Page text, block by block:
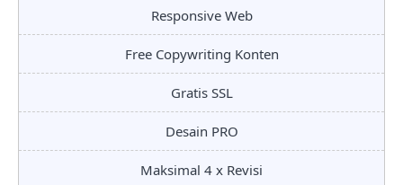
Responsive Web
Free Copywriting Konten
Gratis SSL
Desain PRO
Maksimal 4 x Revisi